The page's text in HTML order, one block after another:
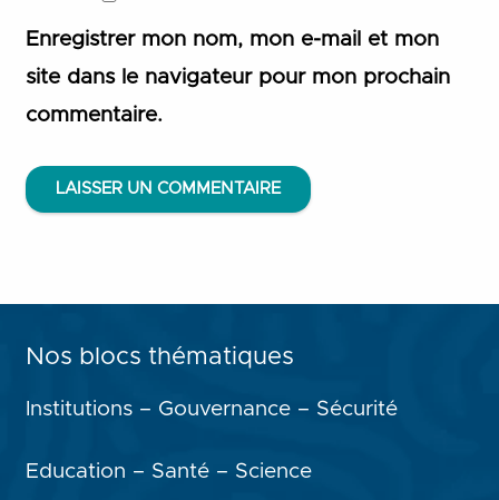
Enregistrer mon nom, mon e-mail et mon
site dans le navigateur pour mon prochain
commentaire.
LAISSER UN COMMENTAIRE
Nos blocs thématiques
Institutions – Gouvernance – Sécurité
Education – Santé – Science